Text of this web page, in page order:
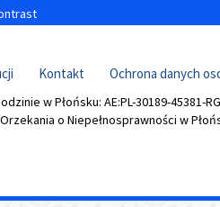
Kontakt Ochrona danych
w Płońsku: AE:PL-30189-45381-
o Niepełnosprawności w